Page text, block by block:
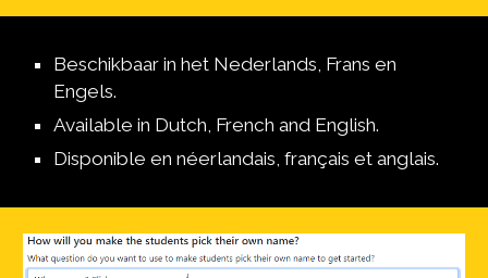
Beschikbaar in het Nederlands, Frans en
Engels.
Available in Dutch, French and English.
Disponible en néerlandais, français et anglais.